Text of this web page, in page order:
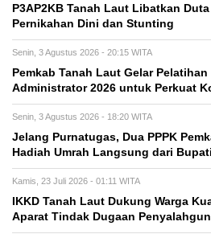
P3AP2KB Tanah Laut Libatkan
Pernikahan Dini dan Stunting
Senin, 3 Agustus 2026 - 20:15 WITA
Pemkab Tanah Laut Gelar
Administrator 2026 untuk Perkuat
Senin, 3 Agustus 2026 - 18:20 WITA
Jelang Purnatugas, Dua PPPK
Hadiah Umrah Langsung dari Bupati
Kamis, 23 Juli 2026 - 01:11 WITA
IKKD Tanah Laut Dukung Warga
Aparat Tindak Dugaan